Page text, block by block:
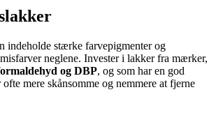
indeholde stærke farvepigmenter og
neglene. Invester i lakker fra mærker,
og DBP, og som har en god
mere skånsomme og nemmere at fjerne